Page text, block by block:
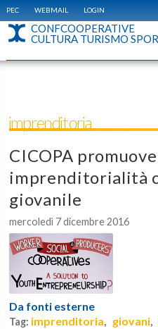
PEC WEBMAIL LOGIN
CONFCOOPERATIVE
CULTURA TURISMO
imprenditoria
CICOPA
imprenditorialità
giovanile
mercoledì 7 dicembre 2016
Da fonti esterne
Tag: imprenditoria, giovani,